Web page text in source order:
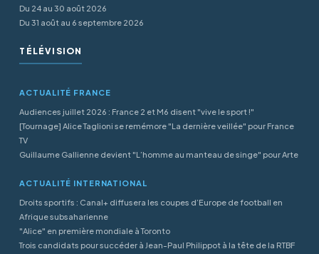
Du 24 au 30 août 2026
Du 31 août au 6 septembre 2026
TÉLÉVISION
ACTUALITÉ FRANCE
Audiences juillet 2026 : France 2 et M6 disent "vive le sport !"
[Tournage] Alice Taglioni se remémore "La dernière veillée" pour France
TV
Guillaume Gallienne devient "L’homme au manteau de singe" pour Arte
ACTUALITÉ INTERNATIONAL
Droits sportifs : Canal+ diffusera les coupes d’Europe de football en
Afrique subsaharienne
"Alice" en première mondiale à Toronto
Trois candidats pour succéder à Jean-Paul Philippot à la tête de la RTBF